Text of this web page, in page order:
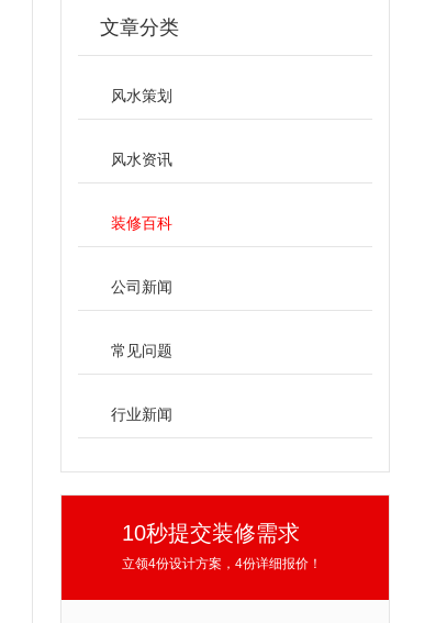
文章分类
风水策划
风水资讯
装修百科
公司新闻
常见问题
行业新闻
10秒提交装修需求
立领4份设计方案，4份详细报价！